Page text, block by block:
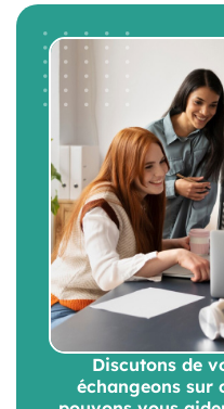
Discutons de
échangeons sur